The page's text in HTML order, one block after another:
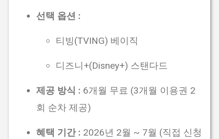
선택 옵션 :
티빙(TVING) 베이직
디즈니+(Disney+) 스탠다드
제공 방식 : 6개월 무료 (3개월 이용권 2
회 순차 제공)
혜택 기간 : 2026년 2월 ~ 7월 (직접 신청